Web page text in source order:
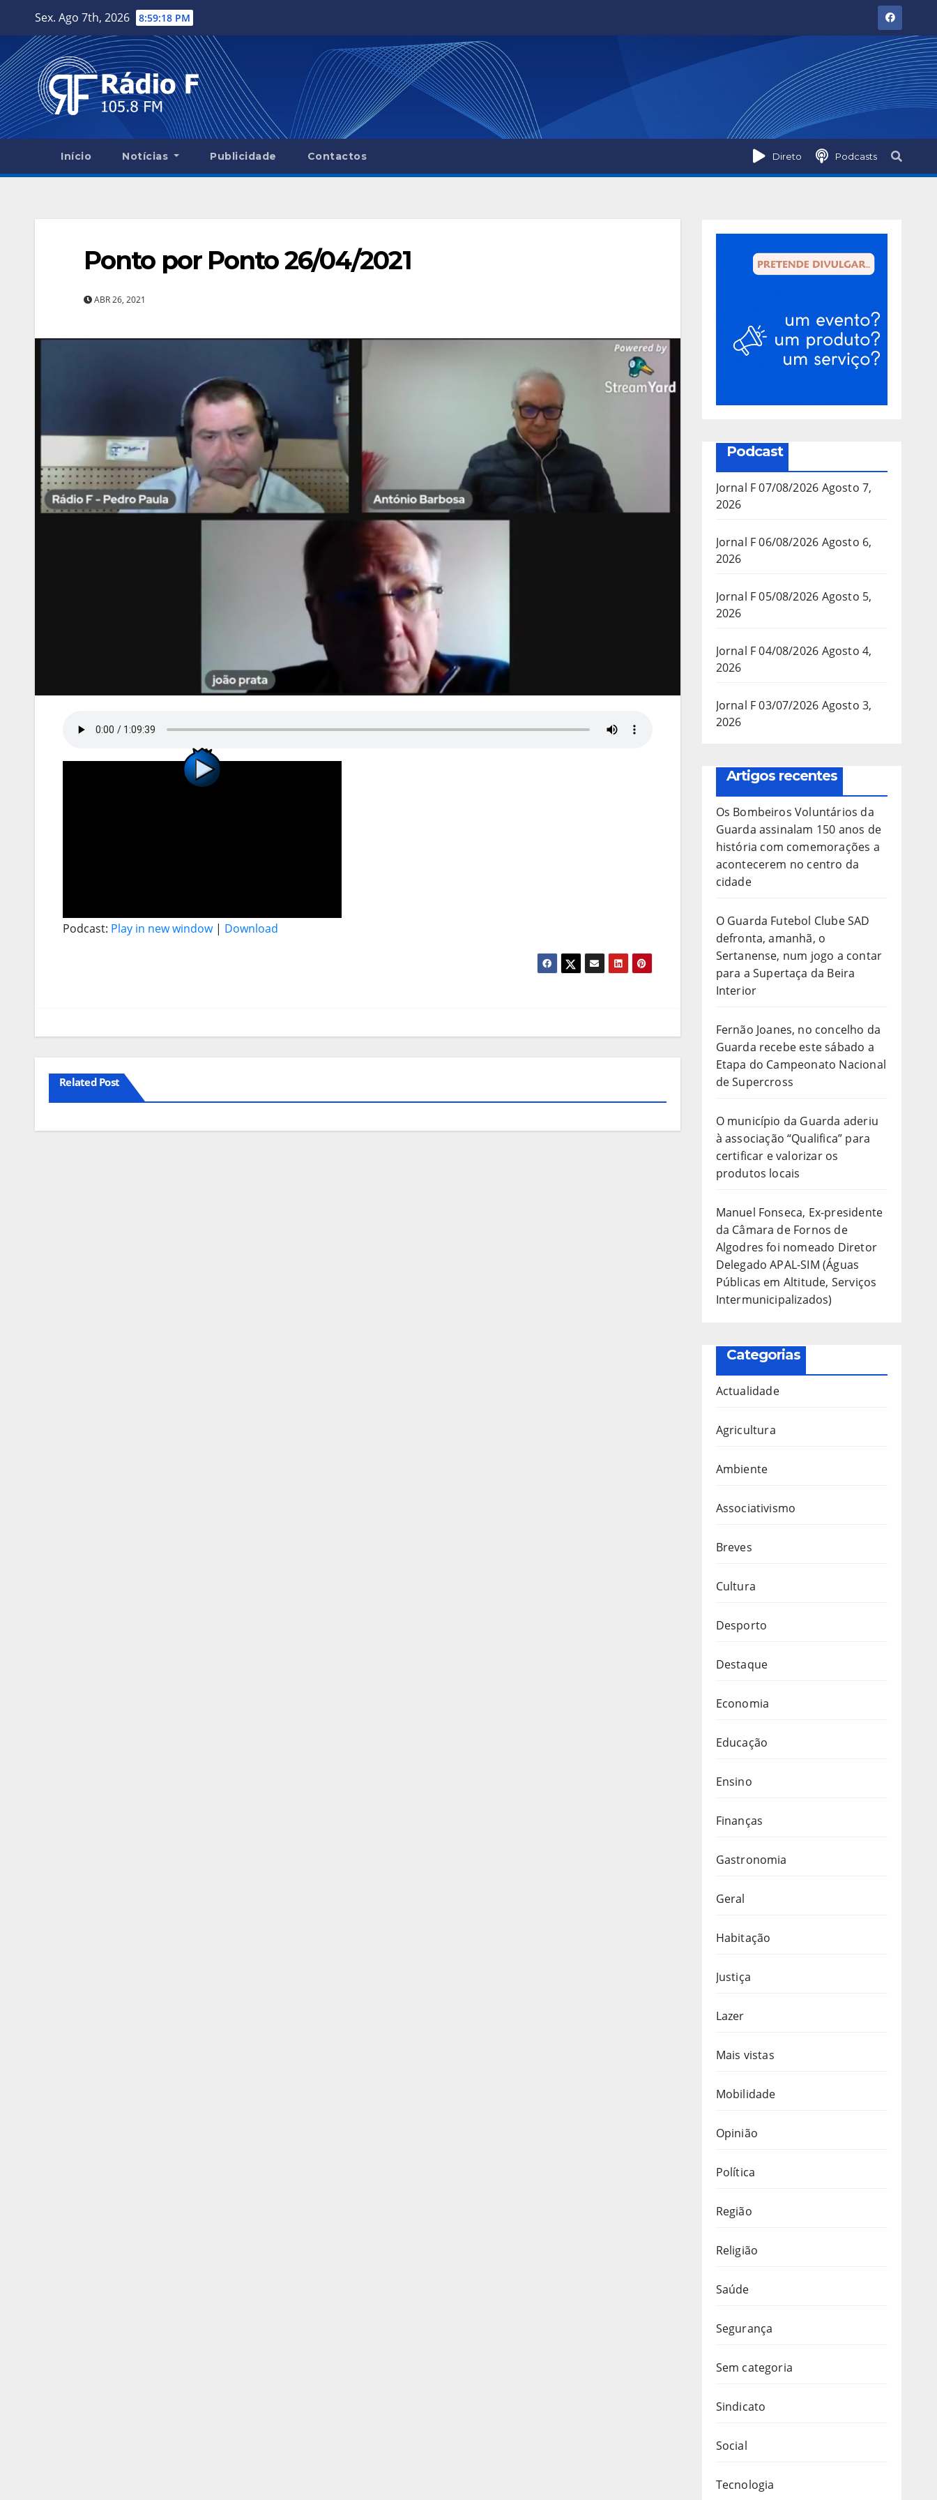
content
Sex. Ago 7th, 2026 8:59:19 PM
Direto Podcasts
Início Notícias Publicidade Contactos
Ponto por Ponto 26/04/2021
ABR 26, 2021
Podcast: Play in new window| Download
Related Post
Podcast
Jornal F 07/08/2026 Agosto 7,
2026
Jornal F 06/08/2026 Agosto 6,
2026
Jornal F 05/08/2026 Agosto 5,
2026
Jornal F 04/08/2026 Agosto 4,
2026
Jornal F 03/07/2026 Agosto 3,
2026
Artigos recentes
Os Bombeiros Voluntários da
Guarda assinalam 150 anos de
história com comemorações a
acontecerem no centro da
cidade
O Guarda Futebol Clube SAD
defronta, amanhã, o
Sertanense, num jogo a contar
para a Supertaça da Beira
Interior
Fernão Joanes, no concelho da
Guarda recebe este sábado a
Etapa do Campeonato Nacional
de Supercross
O município da Guarda aderiu
à associação “Qualifica” para
certificar e valorizar os
produtos locais
Manuel Fonseca, Ex-presidente
da Câmara de Fornos de
Algodres foi nomeado Diretor
Delegado APAL-SIM (Águas
Públicas em Altitude, Serviços
Intermunicipalizados)
Categorias
Actualidade
Agricultura
Ambiente
Associativismo
Breves
Cultura
Desporto
Destaque
Economia
Educação
Ensino
Finanças
Gastronomia
Geral
Habitação
Justiça
Lazer
Mais vistas
Mobilidade
Opinião
Política
Região
Religião
Saúde
Segurança
Sem categoria
Sindicato
Social
Tecnologia